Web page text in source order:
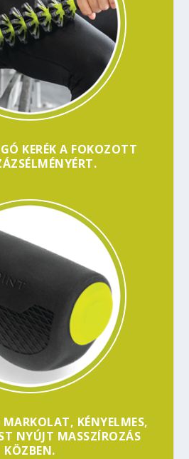
KERÉK A FOKOZOTT
KÉNYELMES,
NYÚJT MASSZÍROZÁS
KÖZBEN.